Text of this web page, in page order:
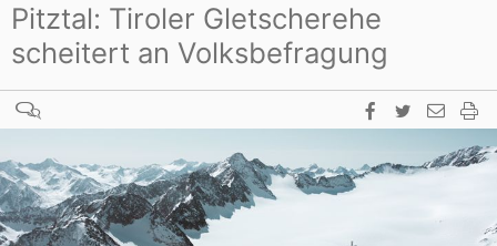
Pitztal: Tiroler Gletscherehe
scheitert an Volksbefragung